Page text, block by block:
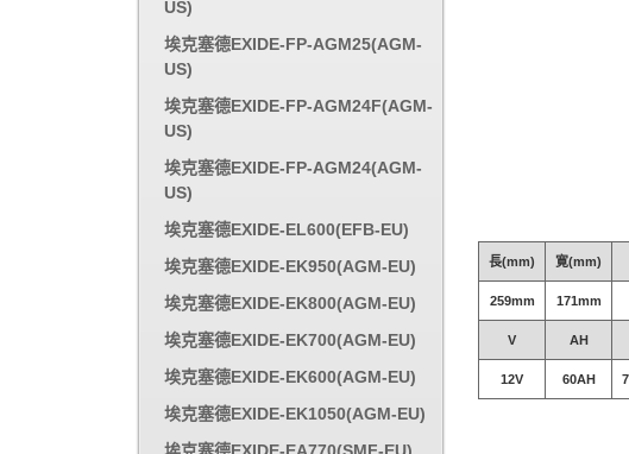
US)
埃克塞德EXIDE-FP-AGM25(AGM-
US)
埃克塞德EXIDE-FP-AGM24F(AGM-
US)
埃克塞德EXIDE-FP-AGM24(AGM-
US)
埃克塞德EXIDE-EL600(EFB-EU)
埃克塞德EXIDE-EK950(AGM-EU)
埃克塞德EXIDE-EK800(AGM-EU)
埃克塞德EXIDE-EK700(AGM-EU)
埃克塞德EXIDE-EK600(AGM-EU)
埃克塞德EXIDE-EK1050(AGM-EU)
長(mm) 寛(mm)
259mm 171mm
V AH
12V 60AH